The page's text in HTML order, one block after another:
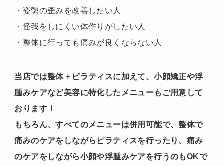
・姿勢の歪みを改善したい人
・怪我をしにくい体作りがしたい人
・整体に行っても痛みが良くならない人
当店では整体＋ピラティスに加えて、小顔矯正や浮
腫みケアなど美容に特化したメニューもご用意して
おります！
もちろん、すべてのメニューは併用可能で、整体で
痛みのケアをしながらピラティスを行ったり、痛み
のケアをしながら小顔や浮腫みケアを行うのもOKで